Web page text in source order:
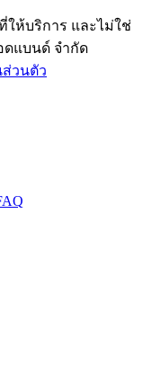
ให้บริการ และไม่ใช่
ดแบนด์ จำกัด
ส่วนตัว